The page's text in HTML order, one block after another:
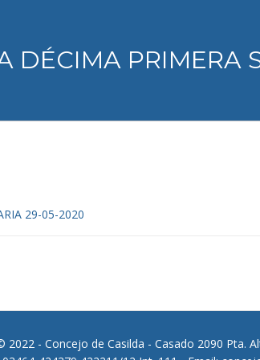
DÉCIMA
29-05-2020
2022 - Concejo de Casilda - Casado 2090 Pta.